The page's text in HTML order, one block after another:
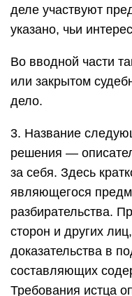
деле участвуют
указано, чьи
Во вводной части
или закрытом
дело.
3. Название
решения —
за себя. Здесь
являющегося
разбирательства.
сторон и других
доказательства в
составляющих
Требования истца